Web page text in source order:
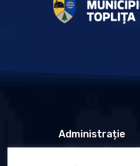
Administrație